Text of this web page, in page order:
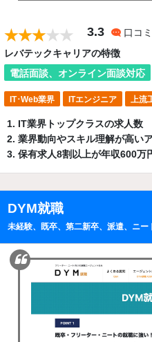
3.3 口コミ
レバテックキャリアの特徴
電話面談、オンライン面談対応
IT･Web業界 ITエンジニア 上流
IT業界トップクラスの求人数
業界動向やスキル理解が高い
保有求人8割以上が年収600万
DYM就職
未経験、既卒、第二新卒、派遣、ニー